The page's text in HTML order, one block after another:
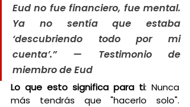
Eud no fue financiero, fue mental.
Ya no sentía que estaba
‘descubriendo todo por mi
cuenta’.” — Testimonio de
miembro de Eud
Lo que esto significa para ti: Nunca
más tendrás que "hacerlo solo".